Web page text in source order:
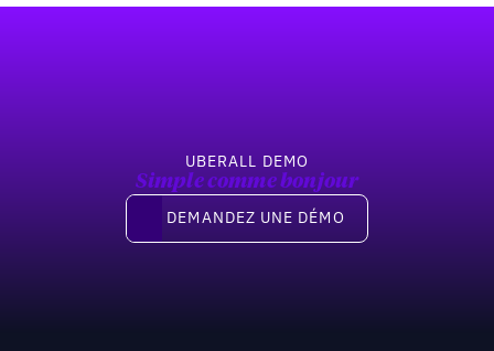
UBERALL DEMO
Simple comme bonjour
Demandez une démo
DEMANDEZ UNE DÉMO